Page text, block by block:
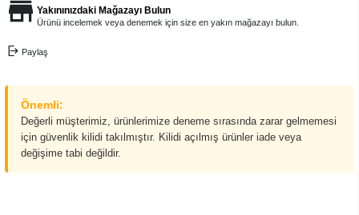
Yakınınızdaki Mağazayı Bulun
Ürünü incelemek veya denemek için size en yakın mağazayı bulun.
Paylaş
Önemli:
Değerli müşterimiz, ürünlerimize deneme sırasında zarar gelmemesi
için güvenlik kilidi takılmıştır. Kilidi açılmış ürünler iade veya
değişime tabi değildir.